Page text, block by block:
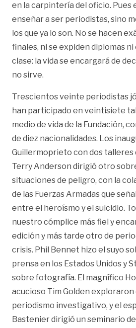
en la carpintería del oficio. Pues
enseñar a ser periodistas, sino
los que ya lo son. No se hacen
finales, ni se expiden diplomas
clase: la vida se encargará de
no sirve.
Trescientos veinte periodistas
han participado en veintisiete
medio de vida de la Fundación,
de diez nacionalidades. Los
Guillermoprieto con dos talleres
Terry Anderson dirigió otro
situaciones de peligro, con la
de las Fuerzas Armadas que
entre el heroísmo y el suicidio.
nuestro cómplice más fiel y
edición y más tarde otro de
crisis. Phil Bennet hizo el suyo
prensa en los Estados Unidos y
sobre fotografía. El magnífico
acucioso Tim Golden exploraron
periodismo investigativo, y el
Bastenier dirigió un seminario